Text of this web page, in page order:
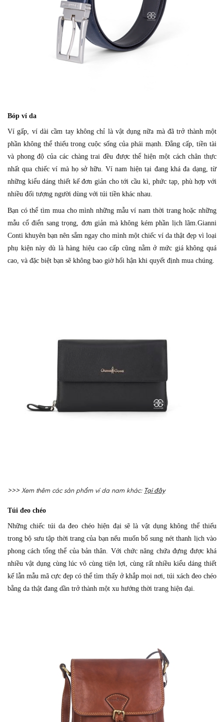
Bóp ví da
Ví gấp, ví dài cầm tay không chỉ là vật dụng nữa mà đã trở thành một
phần không thể thiếu trong cuộc sống của phái mạnh. Đẳng cấp, tiền tài
và phong độ của các chàng trai đều được thể hiện một cách chân thực
nhất qua chiếc ví mà họsở hữu. Ví nam hiện tại đang khá đa dạng, từ
những kiểu dáng thiết kế đơn giản cho tới cầu kì, phức tạp, phù hợp với
nhiều đối tượng người dùng với túi tiền khác nhau.
Bạn có thể tìm mua cho mình những mẫu ví nam thời tranghoặc những
mẫu cổ điển sang trọng, đơn giản mà không kém phần lịch lãm.Gianni
Conti khuyên bạn nên sắm ngay cho mình một chiếc ví da thật đẹp vì loại
phụ kiện này dù là hàng hiệu cao cấp cũng nằm ở mức giá không quá
cao, và đặc biệt bạn sẽ không bao giờ hối hận khi quyết định mua chúng.
>>> Xem thêm các sản phẩm ví da nam khác: Tại đây
Túi đeo chéo
Những chiếc túi da đeo chéo hiện đại sẽ là vật dụng không thể thiếu
trong bộ sưu tập thời trang của bạn nếu muốn bổ sung nét thanh lịch vào
phong cách tổng thể của bản thân. Với chức năng chứa đựng được khá
nhiều vật dụng cùng lúc vô cùng tiện lợi, cùng rất nhiều kiểu dáng thiết
kế lẫn mẫu mã cực đẹp có thể tìm thấy ở khắp mọi nơi, túi xách đeo chéo
bằng da thật đang dần trở thành một xu hướng thời trang hiện đại.